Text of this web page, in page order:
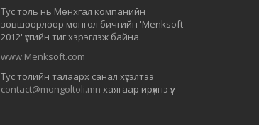
Тус толь нь Мөнхгал компанийн
зөвшөөрлөөр монгол бичгийн 'Menksoft
2012' үсгийн тиг хэрэглэж байна.
www.Menksoft.com
Тус толийн талаарх санал хүсэлтээ
contact@mongoltoli.mn хаягаар ирүүлнэ үү.